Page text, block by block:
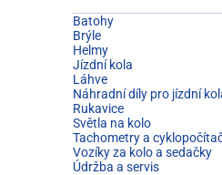
Batohy
Brýle
Helmy
Jízdní kola
Láhve
Náhradní díly pro jízdní
Rukavice
Světla na kolo
Tachometry a
Vozíky za kolo a sedačky
Údržba a servis